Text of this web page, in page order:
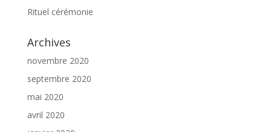
Rituel cérémonie
Archives
novembre 2020
septembre 2020
mai 2020
avril 2020